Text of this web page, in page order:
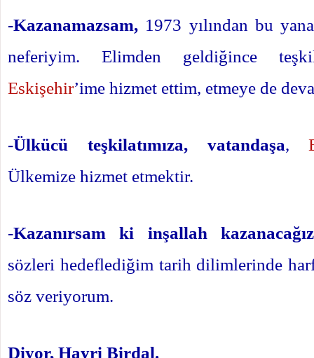
-Kazanamazsam, 1973 yılından bu
neferiyim. Elimden geldiğince
Eskişehir’ime hizmet ettim, etmeye de
-Ülkücü teşkilatımıza, vatandaşa,
Ülkemize hizmet etmektir.
-Kazanırsam ki inşallah kazanacağız
sözleri hedeflediğim tarih dilimlerinde
söz veriyorum.
Diyor, Hayri Birdal.